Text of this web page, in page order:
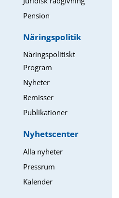
Pension
Näringspolitik
Näringspolitiskt
Program
Nyheter
Remisser
Publikationer
Nyhetscenter
Alla nyheter
Pressrum
Kalender